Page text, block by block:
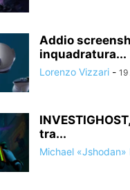
Addio
inquadratura...
Lorenzo Vizzari -
tra...
Michael «Jshodan»